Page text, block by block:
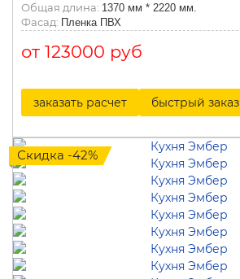
Общая длина: 1370 мм * 2220 мм.
Фасад: Пленка ПВХ
от 123000 руб
заказать расчет быстрый заказ
Скидка -42%